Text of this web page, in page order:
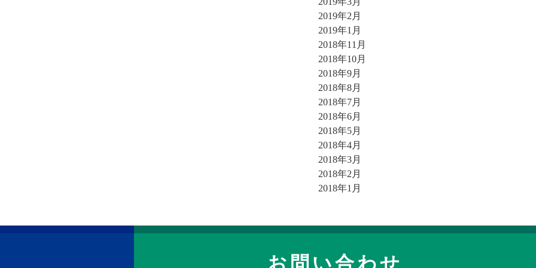
2019年2月
2019年1月
2018年11月
2018年10月
2018年9月
2018年8月
2018年7月
2018年6月
2018年5月
2018年4月
2018年3月
2018年2月
2018年1月
お問い合わせ